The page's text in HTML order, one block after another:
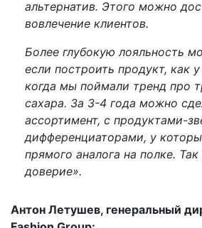
альтернатив. Этого можно
вовлечение клиентов.
Более глубокую лояльность
если построить продукт, как
когда мы поймали тренд про
сахара. За 3-4 года можно
ассортимент, с продуктами-
дифференциаторами, у
прямого аналога на полке.
доверие».
Антон Летушев, генеральный